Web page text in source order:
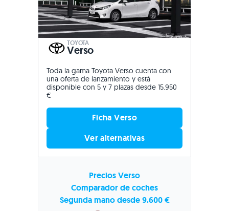
TOYOTA
Verso
Toda la gama Toyota Verso cuenta con
una oferta de lanzamiento y está
disponible con 5 y 7 plazas desde 15.950
€
Ficha Verso
Ver alternativas
Precios Verso
Comparador de coches
Segunda mano desde 9.600 €